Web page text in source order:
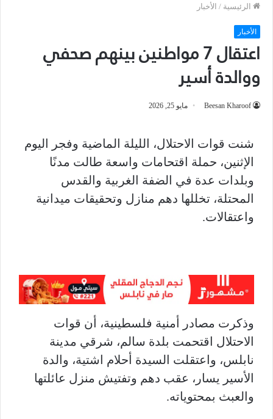
الرئيسية / الأخبار
الأخبار
اعتقال 7 مواطنين بينهم صحفي
ووالدة أسير
Beesan Kharoof مايو 25, 2026
شنت قوات الاحتلال، الليلة الماضية وفجر اليوم
الإثنين، حملة اقتحامات واسعة طالت مدنًا
وبلدات عدة في الضفة الغربية والقدس
المحتلة، تخللها دهم منازل وتحقيقات ميدانية
واعتقالات.
وذكرت مصادر أمنية فلسطينية، أن قوات
الاحتلال اقتحمت بلدة سالم، شرقي مدينة
نابلس، واعتقلت السيدة أحلام اشتية، والدة
الأسير يسار، عقب دهم وتفتيش منزل عائلتها
والعبث بمحتوياته.